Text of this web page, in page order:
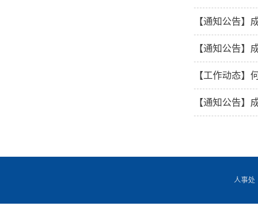
【通知公告】
【通知公告】
【工作动态】
【通知公告】
人事处